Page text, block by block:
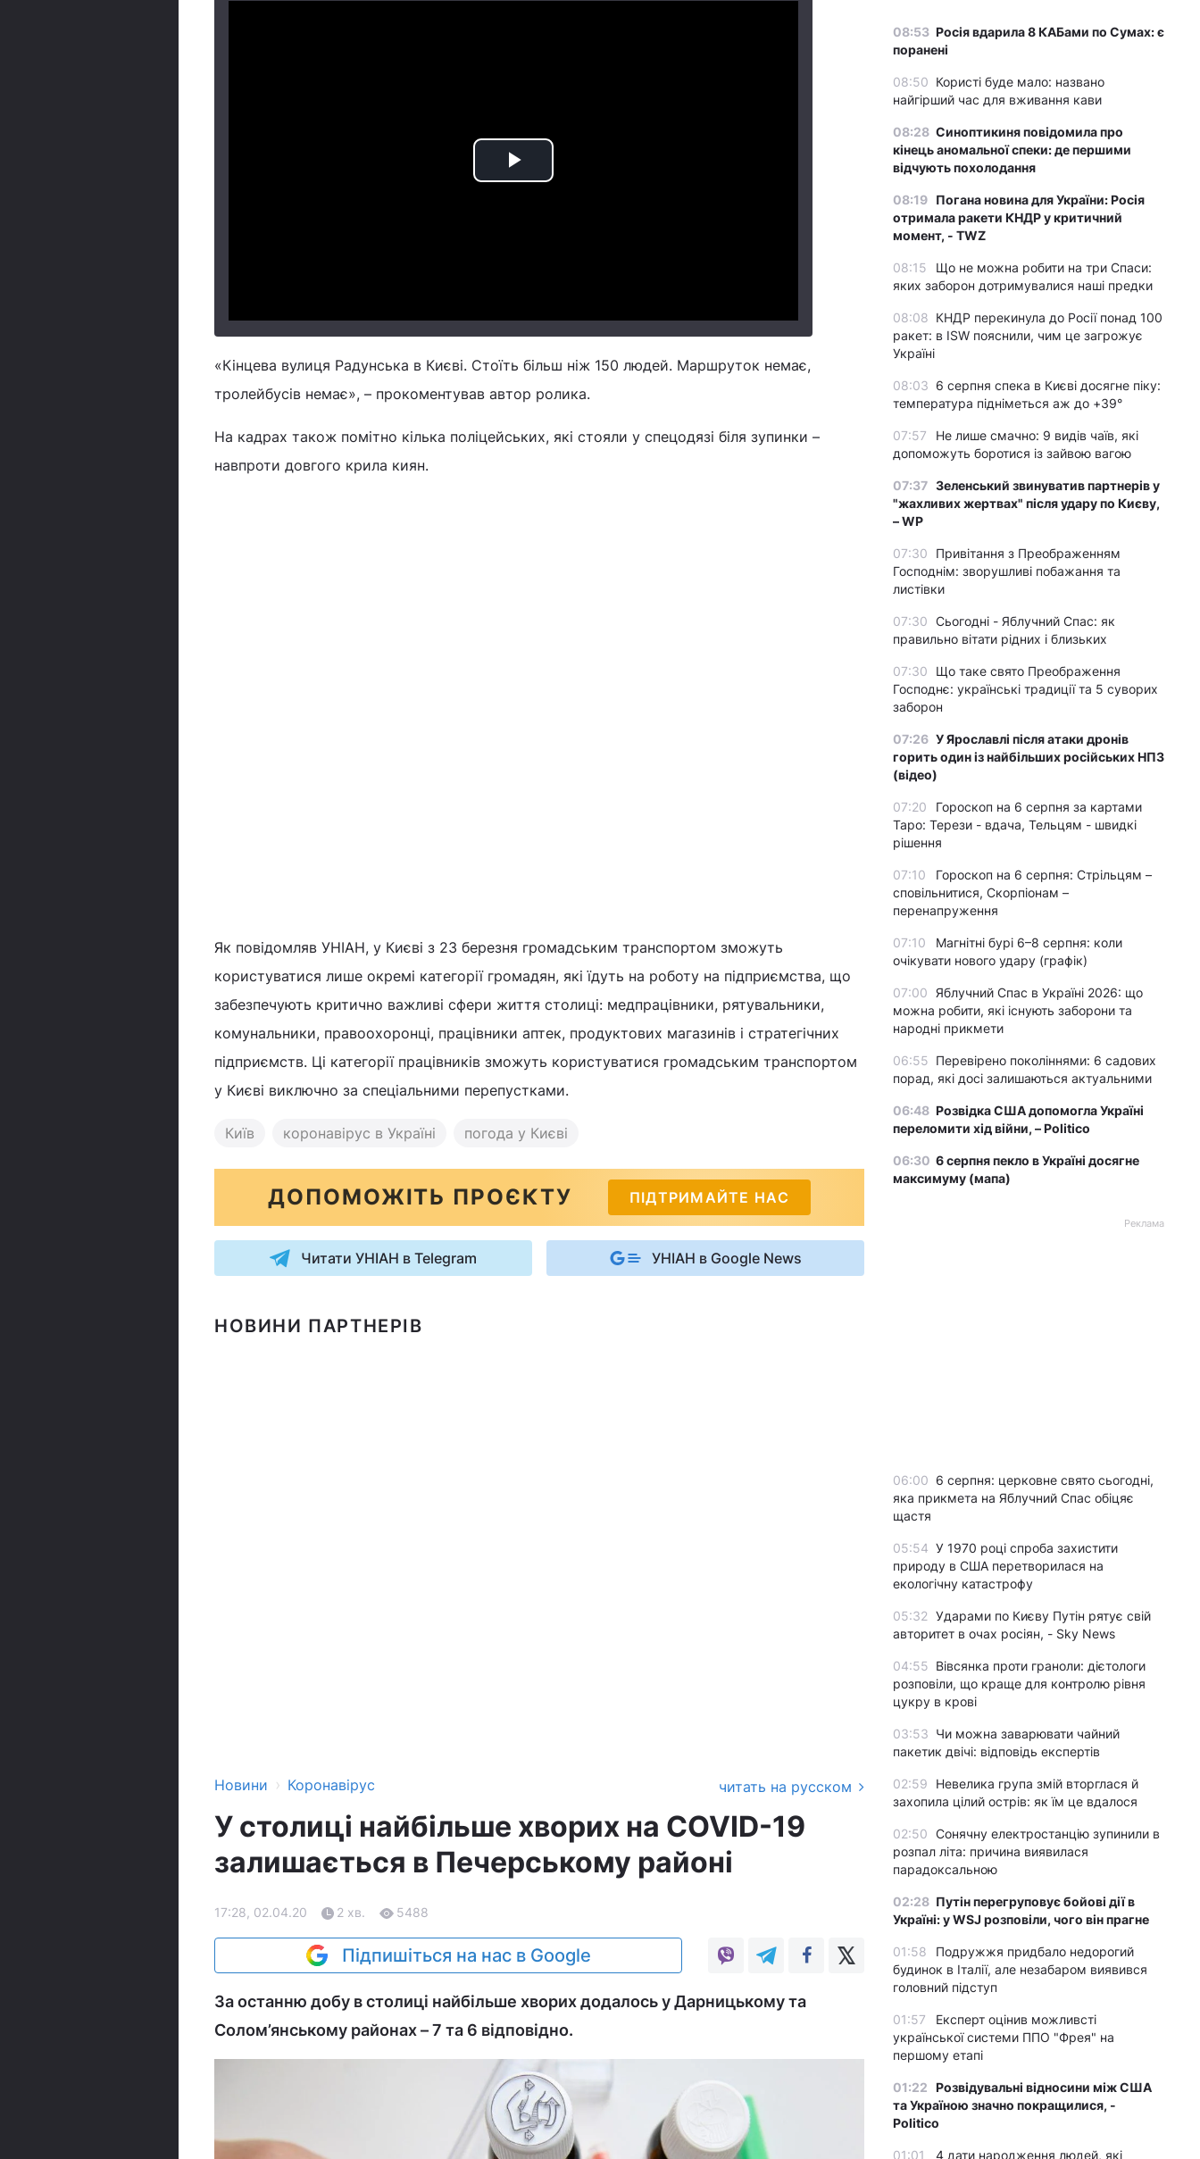
Play
«Кінцева вулиця Радунська в Києві. Стоїть більш ніж 150 людей. Маршруток немає,
тролейбусів немає», – прокоментував автор ролика.
На кадрах також помітно кілька поліцейських, які стояли у спецодязі біля зупинки –
навпроти довгого крила киян.
Як повідомляв УНІАН, у Києві з 23 березня громадським транспортом зможуть
користуватися лише окремі категорії громадян, які їдуть на роботу на підприємства, що
забезпечують критично важливі сфери життя столиці: медпрацівники, рятувальники,
комунальники, правоохоронці, працівники аптек, продуктових магазинів і стратегічних
підприємств. Ці категорії працівників зможуть користуватися громадським транспортом
у Києві виключно за спеціальними перепустками.
Київ коронавірус в Україні погода у Києві
ДОПОМОЖІТЬ ПРОЄКТУ ПІДТРИМАЙТЕ НАС
Читати УНІАН в Telegram УНІАН в Google News
НОВИНИ ПАРТНЕРІВ
Новини › Коронавірус читать на русском
У столиці найбільше хворих на COVID-19
залишається в Печерському районі
17:28, 02.04.20 2 хв. 5488
Підпишіться на нас в Google
За останню добу в столиці найбільше хворих додалось у Дарницькому та
Солом’янському районах – 7 та 6 відповідно.
08:53 Росія вдарила 8 КАБами по Сумах: є
поранені
08:50 Користі буде мало: названо
найгірший час для вживання кави
08:28 Синоптикиня повідомила про
кінець аномальної спеки: де першими
відчують похолодання
08:19 Погана новина для України: Росія
отримала ракети КНДР у критичний
момент, - TWZ
08:15
Що не можна робити на три Спаси:
яких заборон дотримувалися наші предки
08:08 КНДР перекинула до Росії понад 100
ракет: в ISW пояснили, чим це загрожує
Україні
08:03 6 серпня спека в Києві досягне піку:
температура підніметься аж до +39°
07:57
Не лише смачно: 9 видів чаїв, які
допоможуть боротися із зайвою вагою
07:37 Зеленський звинуватив партнерів у
"жахливих жертвах" після удару по Києву,
– WP
07:30
Привітання з Преображенням
Господнім: зворушливі побажання та
листівки
07:30 Сьогодні - Яблучний Спас: як
правильно вітати рідних і близьких
07:30
Що таке свято Преображення
Господнє: українські традиції та 5 суворих
заборон
07:26 У Ярославлі після атаки дронів
горить один із найбільших російських НПЗ
(відео)
07:20
Гороскоп на 6 серпня за картами
Таро: Терези - вдача, Тельцям - швидкі
рішення
07:10
Гороскоп на 6 серпня: Стрільцям –
сповільнитися, Скорпіонам –
перенапруження
07:10
Магнітні бурі 6–8 серпня: коли
очікувати нового удару (графік)
07:00 Яблучний Спас в Україні 2026: що
можна робити, які існують заборони та
народні прикмети
06:55 Перевірено поколіннями: 6 садових
порад, які досі залишаються актуальними
06:48 Розвідка США допомогла Україні
переломити хід війни, – Politico
06:30 6 серпня пекло в Україні досягне
максимуму (мапа)
Реклама
06:00 6 серпня: церковне свято сьогодні,
яка прикмета на Яблучний Спас обіцяє
щастя
05:54 У 1970 році спроба захистити
природу в США перетворилася на
екологічну катастрофу
05:32 Ударами по Києву Путін рятує свій
авторитет в очах росіян, - Sky News
04:55 Вівсянка проти граноли: дієтологи
розповіли, що краще для контролю рівня
цукру в крові
03:53 Чи можна заварювати чайний
пакетик двічі: відповідь експертів
02:59
Невелика група змій вторглася й
захопила цілий острів: як їм це вдалося
02:50 Сонячну електростанцію зупинили в
розпал літа: причина виявилася
парадоксальною
02:28 Путін перегруповує бойові дії в
Україні: у WSJ розповіли, чого він прагне
01:58
Подружжя придбало недорогий
будинок в Італії, але незабаром виявився
головний підступ
01:57
Експерт оцінив можливсті
української системи ППО "Фрея" на
першому етапі
01:22 Розвідувальні відносини між США
та Україною значно покращилися, -
Politico
01:01 4 дати народження людей, які